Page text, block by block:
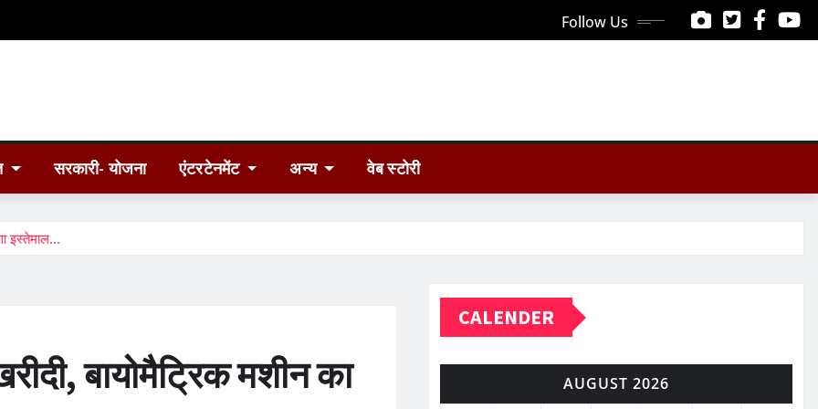
Follow Us
सरकारी- योजना एंटरटेनमेंट अन्य वेब स्टोरी
इस्तेमाल…
बायोमैट्रिक मशीन का
CALENDER
AUGUST 2026